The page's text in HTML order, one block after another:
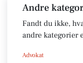
Andre
Fandt du ikke,
andre kategorier
Advokat